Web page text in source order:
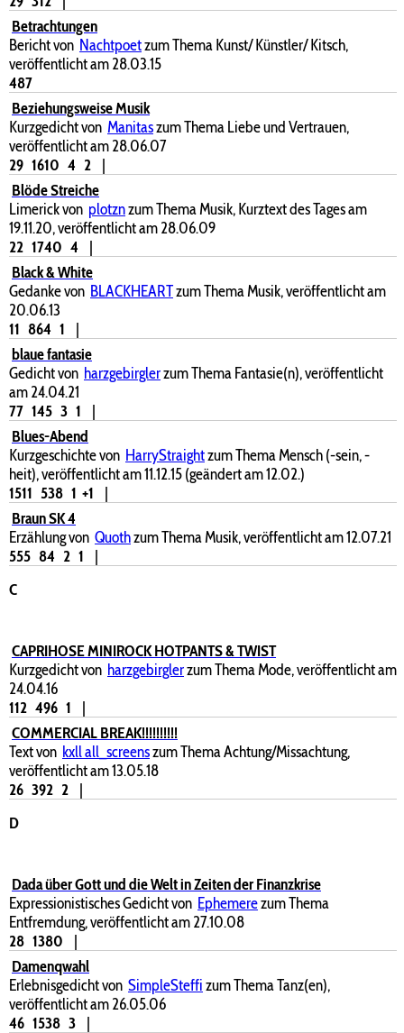
Betrachtungen
Bericht von Nachtpoetzum Thema Kunst/ Künstler/ Kitsch,
veröffentlicht am 28.03.15
487
Beziehungsweise Musik
Kurzgedicht von Manitaszum Thema Liebe und Vertrauen,
veröffentlicht am 28.06.07
29 1610 4 2
|
Blöde Streiche
Limerick von plotznzum Thema Musik, Kurztext des Tages am
19.11.20, veröffentlicht am 28.06.09
22 1740 4
|
Black & White
Gedanke von BLACKHEARTzum Thema Musik, veröffentlicht am
20.06.13
11 864 1
|
blaue fantasie
Gedicht von harzgebirglerzum Thema Fantasie(n), veröffentlicht
am 24.04.21
77 145 3 1
|
Blues-Abend
Kurzgeschichte von HarryStraightzum Thema Mensch (-sein, -
heit), veröffentlicht am 11.12.15 (geändert am 12.02.)
1511 538 1 +1
|
Braun SK 4
Erzählung von Quothzum Thema Musik, veröffentlicht am 12.07.21
555 84 2 1
|
C
CAPRIHOSE MINIROCK HOTPANTS & TWIST
Kurzgedicht von harzgebirglerzum Thema Mode, veröffentlicht am
24.04.16
112 496 1
|
COMMERCIAL BREAK!!!!!!!!!!
Text von kxll all_screenszum Thema Achtung/Missachtung,
veröffentlicht am 13.05.18
26 392 2
|
D
Dada über Gott und die Welt in Zeiten der Finanzkrise
Expressionistisches Gedicht von Ephemerezum Thema
Entfremdung, veröffentlicht am 27.10.08
28 1380
|
Damenqwahl
Erlebnisgedicht von SimpleSteffizum Thema Tanz(en),
veröffentlicht am 26.05.06
46 1538 3
|